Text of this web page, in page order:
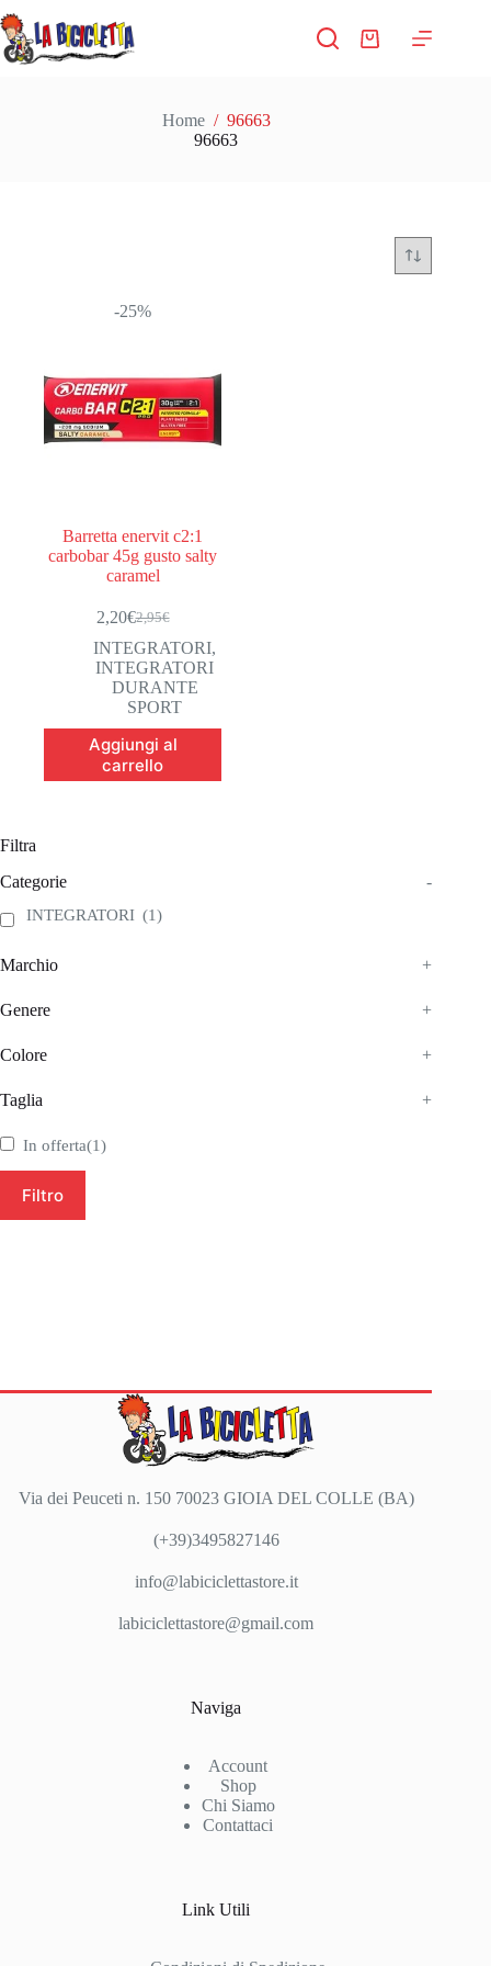
al
contenuto
Carrello
Home / 96663
96663
-25%
Barretta enervit c2:1
carbobar 45g gusto salty
caramel
2,95€
Il
prezzo
originale
era:
2,95€.
2,20€Il
prezzo
attuale
è:
2,20€.
INTEGRATORI,
INTEGRATORI
DURANTE
SPORT
Aggiungi al
carrello
Filtra
Categorie
-
INTEGRATORI (1)
Marchio +
Genere +
Colore +
Taglia +
In offerta(1)
Filtro
Via dei Peuceti n. 150 70023 GIOIA DEL COLLE (BA)
(+39)3495827146
info@labiciclettastore.it
labiciclettastore@gmail.com
Naviga
Account
Shop
Chi Siamo
Contattaci
Link Utili